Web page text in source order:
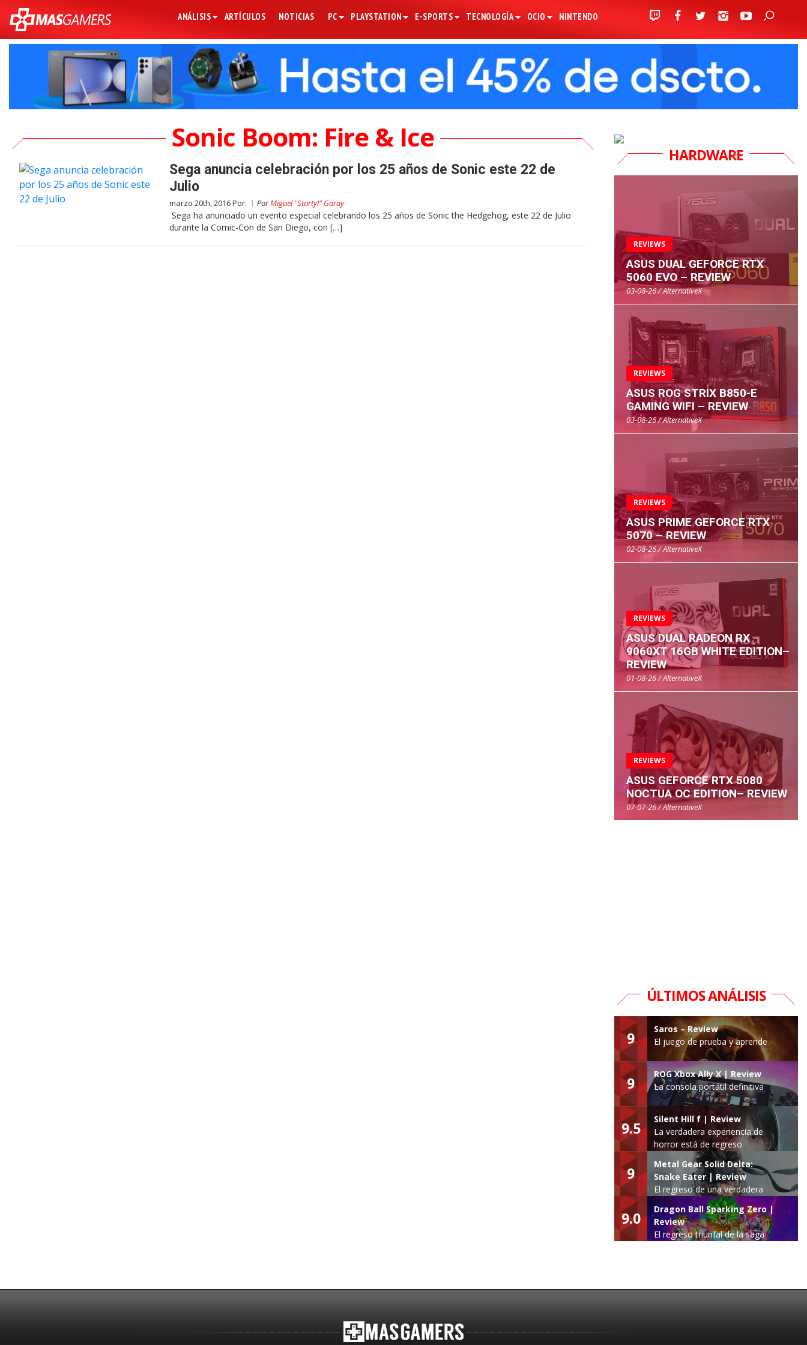
ANÁLISIS ARTÍCULOS NOTICIAS PC PLAYSTATION E-SPORTS TECNOLOGÍA OCIO NINTENDO
Sonic Boom: Fire & Ice
Sega anuncia celebración por los 25 años de Sonic este 22 de
Julio
marzo 20th, 2016 Por: PorMiguel "Starty!" Garay
Sega ha anunciado un evento especial celebrando los 25 años de Sonic the Hedgehog, este 22 de Julio
durante la Comic-Con de San Diego, con […]
HARDWARE
REVIEWS
ASUS DUAL GEFORCE RTX
5060 EVO – REVIEW
03-08-26 / AlternativeX
REVIEWS
ASUS ROG STRIX B850-E
GAMING WIFI – REVIEW
03-08-26 / AlternativeX
REVIEWS
ASUS PRIME GEFORCE RTX
5070 – REVIEW
02-08-26 / AlternativeX
REVIEWS
ASUS DUAL RADEON RX
9060XT 16GB WHITE EDITION–
REVIEW
01-08-26 / AlternativeX
REVIEWS
ASUS GEFORCE RTX 5080
NOCTUA OC EDITION– REVIEW
07-07-26 / AlternativeX
ÚLTIMOS ANÁLISIS
9
Saros – Review
El juego de prueba y aprende
9
ROG Xbox Ally X | Review
La consola portátil definitiva
9.5
Silent Hill f | Review
La verdadera experiencia de
horror está de regreso
9
Metal Gear Solid Delta:
Snake Eater | Review
El regreso de una verdadera
leyenda
9.0
Dragon Ball Sparking Zero |
Review
El regreso triunfal de la saga